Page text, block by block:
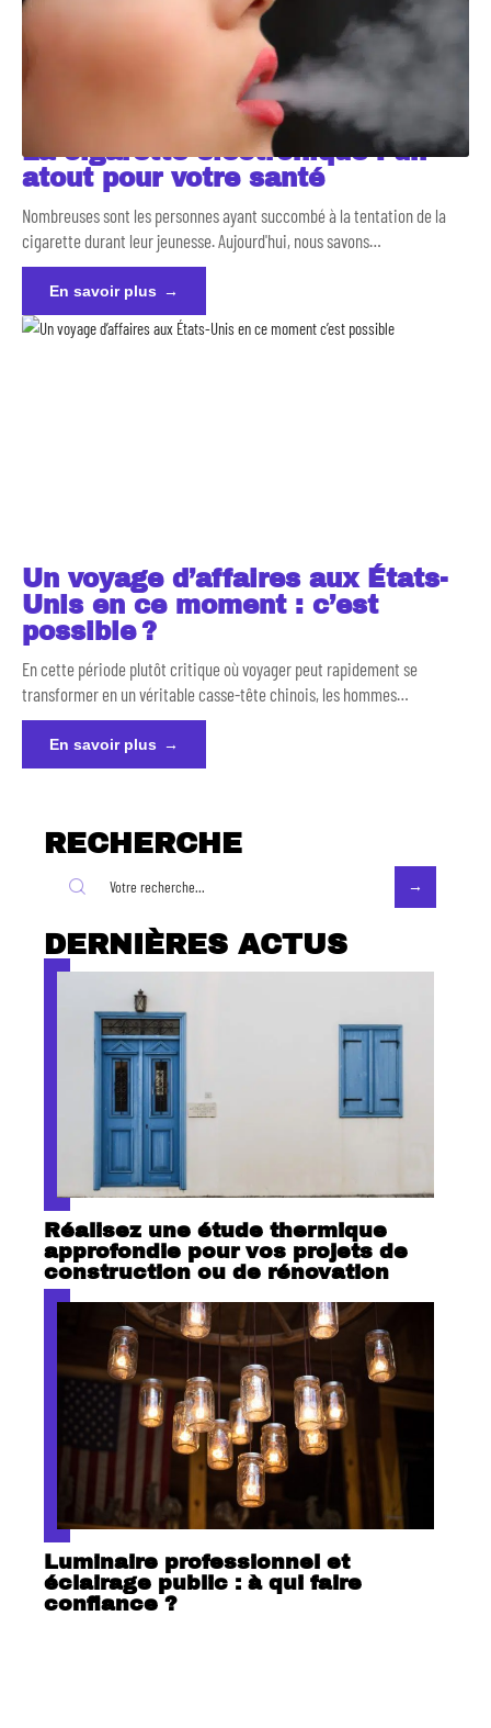
La cigarette électronique : un
atout pour votre santé
Nombreuses sont les personnes ayant succombé à la tentation de la
cigarette durant leur jeunesse. Aujourd'hui, nous savons…
En savoir plus
Un voyage d’affaires aux États-
Unis en ce moment : c’est
possible ?
En cette période plutôt critique où voyager peut rapidement se
transformer en un véritable casse-tête chinois, les hommes…
En savoir plus
RECHERCHE
DERNIÈRES ACTUS
Réalisez une étude thermique
approfondie pour vos projets de
construction ou de rénovation
Luminaire professionnel et
éclairage public : à qui faire
confiance ?